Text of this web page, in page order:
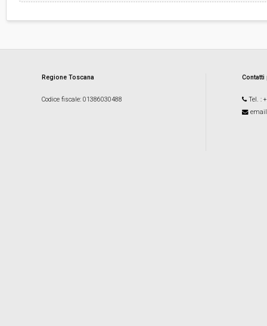
Regione Toscana
Codice fiscale: 01386030488 Tel. :
email